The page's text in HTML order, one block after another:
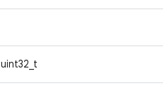
uint32_t